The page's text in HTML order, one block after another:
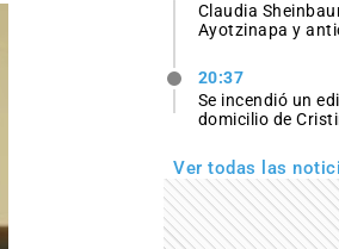
Claudia
Ayotzinapa y
20:37
Se incendió un
domicilio de
Ver todas las